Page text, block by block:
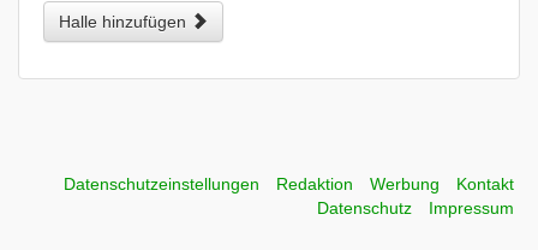
Halle hinzufügen
Datenschutzeinstellungen Redaktion Werbung
Kontakt
Datenschutz
Impressum